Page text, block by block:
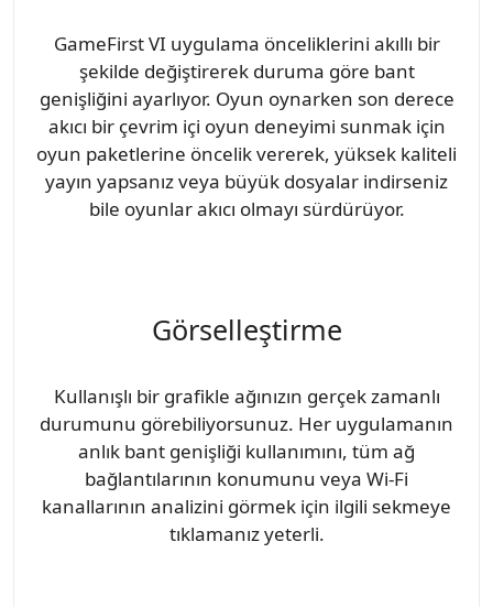
GameFirst VI uygulama önceliklerini akıllı bir
şekilde değiştirerek duruma göre bant
genişliğini ayarlıyor. Oyun oynarken son derece
akıcı bir çevrim içi oyun deneyimi sunmak için
oyun paketlerine öncelik vererek, yüksek kaliteli
yayın yapsanız veya büyük dosyalar indirseniz
bile oyunlar akıcı olmayı sürdürüyor.
Görselleştirme
Kullanışlı bir grafikle ağınızın gerçek zamanlı
durumunu görebiliyorsunuz. Her uygulamanın
anlık bant genişliği kullanımını, tüm ağ
bağlantılarının konumunu veya Wi-Fi
kanallarının analizini görmek için ilgili sekmeye
tıklamanız yeterli.